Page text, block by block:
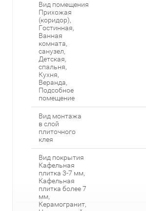
Вид помещения
Прихожая
(коридор),
Гостинная,
Ванная
комната,
санузел,
Детская,
спальня,
Кухня,
Веранда,
Подсобное
помещение
Вид монтажа
в слой
плиточного
клея
Вид покрытия
Кафельная
плитка 3-7 мм,
Кафельная
плитка более 7
мм,
Керамогранит,